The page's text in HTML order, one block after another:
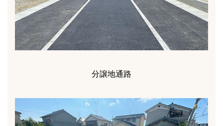
分譲地通路